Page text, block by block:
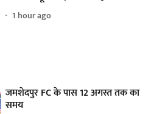
1 hour ago
जमशेदपुर FC के पास 12 अगस्त तक का
समय